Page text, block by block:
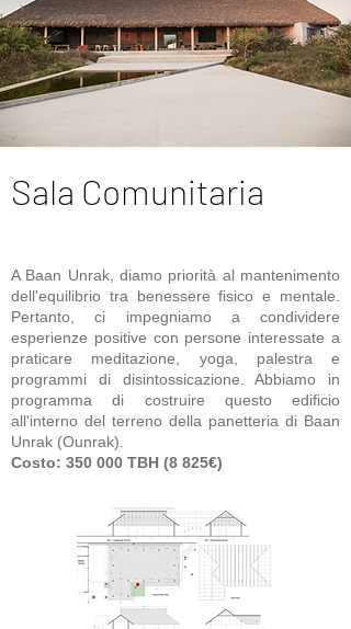
Sala Comunitaria
A Baan Unrak, diamo priorità al mantenimento
dell'equilibrio tra benessere fisico e mentale.
Pertanto, ci impegniamo a condividere
esperienze positive con persone interessate a
praticare meditazione, yoga, palestra e
programmi di disintossicazione. Abbiamo in
programma di costruire questo edificio
all'interno del terreno della panetteria di Baan
Unrak (Ounrak).
Costo: 350 000 TBH (8 825€)